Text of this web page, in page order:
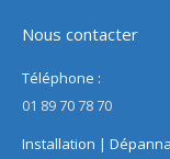
Nous contacter
Téléphone :
01 89 70 78 70
Installation |